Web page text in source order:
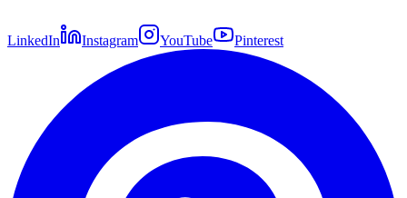
LinkedIn Instagram YouTube Pinterest